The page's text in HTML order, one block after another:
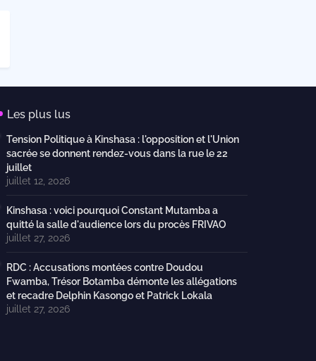
Les plus lus
Tension Politique à Kinshasa : l'opposition et l'Union
sacrée se donnent rendez-vous dans la rue le 22
juillet
juillet 12, 2026
Kinshasa : voici pourquoi Constant Mutamba a
quitté la salle d'audience lors du procès FRIVAO
juillet 27, 2026
RDC : Accusations montées contre Doudou
Fwamba, Trésor Botamba démonte les allégations
et recadre Delphin Kasongo et Patrick Lokala
juillet 27, 2026